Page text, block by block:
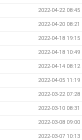
2022-04-22 08:45
2022-04-20 08:21
2022-04-18 19:15
2022-04-18 10:49
2022-04-14 08:12
2022-04-05 11:19
2022-03-22 07:28
2022-03-10 08:31
2022-03-08 09:00
2022-03-07 10:13